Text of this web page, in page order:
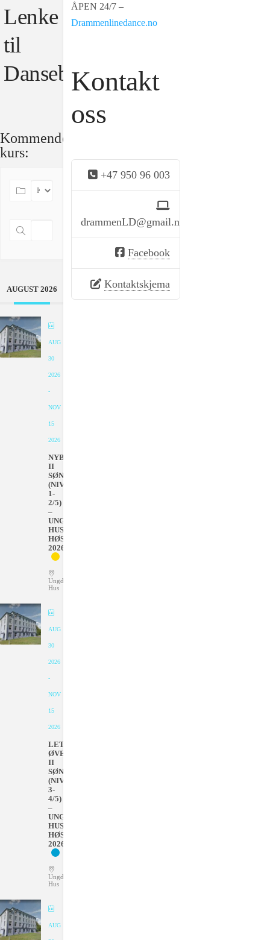
Lenke
til
Dansebeskrivelsen:
Kommende
kurs:
AUGUST 2026
AUG
30
2026
-
NOV
15
2026
NYBEGYNNER
II
SØNDAGER
(NIVÅ
1-
2/5)
–
UNGDOMMENS
HUS
HØSTEN
2026
Ungdommens
Hus
AUG
30
2026
-
NOV
15
2026
LETT
ØVET
II
SØNDAGER
(NIVÅ
3-
4/5)
–
UNGDOMMENS
HUS
HØSTEN
2026
Ungdommens
Hus
AUG
ÅPEN 24/7 –
Drammenlinedance.no
Kontakt
oss
+47 950 96 003
drammenLD@gmail.no
Facebook
Kontaktskjema